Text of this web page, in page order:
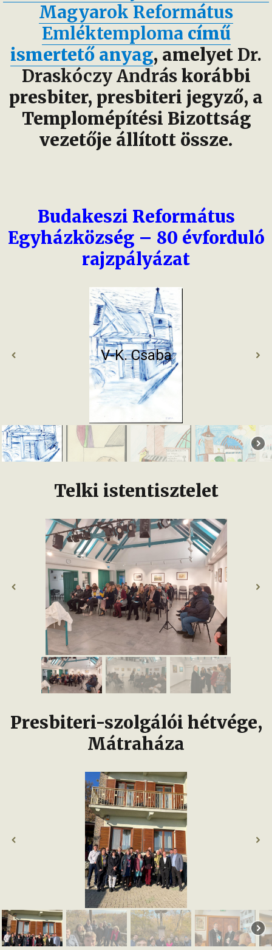
Magyarok Református
Emléktemploma című
ismertető anyag, amelyet Dr.
Draskóczy Andráskorábbi
presbiter, presbiteri jegyző, a
Templomépítési Bizottság
vezetője állított össze.
Budakeszi Református
Egyházközség – 80 évforduló
rajzpályázat
V-K. Csaba
Telki istentisztelet
Presbiteri-szolgálói hétvége,
Mátraháza